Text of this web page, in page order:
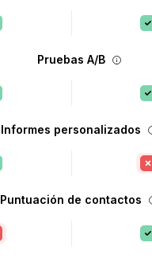
Pruebas A/B
Informes personalizados
Puntuación de contactos